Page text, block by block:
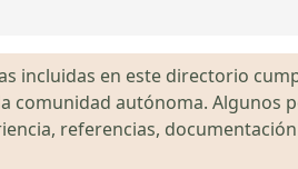
incluidas en este directorio
comunidad autónoma. Algunos
referencias,